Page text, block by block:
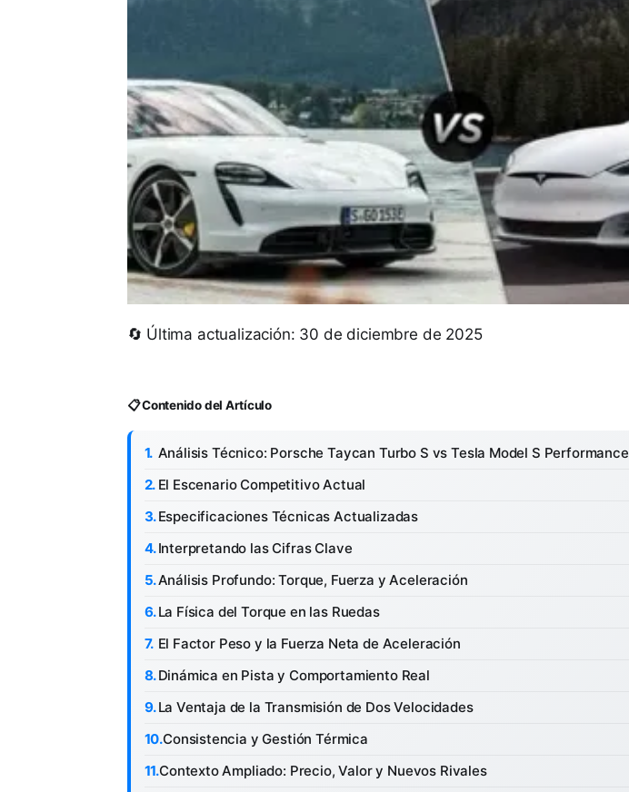
🔄 Última actualización: 30 de diciembre de 2025
📋 Contenido del Artículo
Análisis Técnico: Porsche Taycan Turbo S vs Tesla Model S Performance
El Escenario Competitivo Actual
Especificaciones Técnicas Actualizadas
Interpretando las Cifras Clave
Análisis Profundo: Torque, Fuerza y Aceleración
La Física del Torque en las Ruedas
El Factor Peso y la Fuerza Neta de Aceleración
Dinámica en Pista y Comportamiento Real
La Ventaja de la Transmisión de Dos Velocidades
Consistencia y Gestión Térmica
Contexto Ampliado: Precio, Valor y Nuevos Rivales